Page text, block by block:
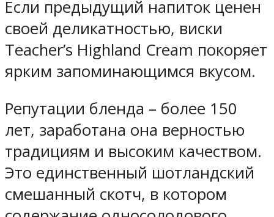
Если предыдущий напиток ценен
своей деликатностью, виски
Teacher’s Highland Cream покоряет
ярким запоминающимся вкусом.
Репутации бленда – более 150
лет, заработана она верностью
традициям и высоким качеством.
Это единственный шотландский
смешанный скотч, в котором